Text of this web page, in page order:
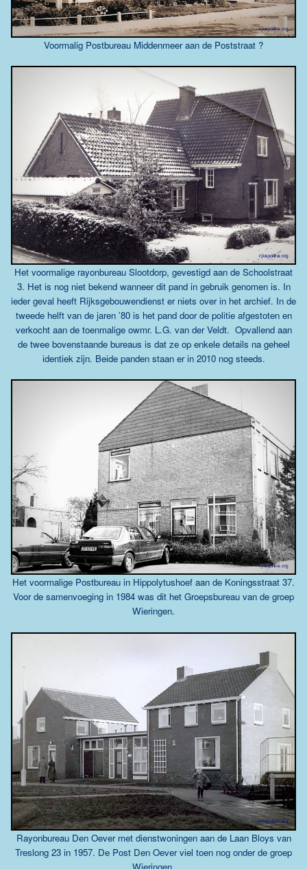
Voormalig Postbureau Middenmeer aan de Poststraat ?
Het voormalige rayonbureau Slootdorp, gevestigd aan de Schoolstraat
3. Het is nog niet bekend wanneer dit pand in gebruik genomen is. In
ieder geval heeft Rijksgebouwendienst er niets over in het archief. In de
tweede helft van de jaren ’80 is het pand door de politie afgestoten en
verkocht aan de toenmalige owmr. L.G. van der Veldt. Opvallend aan
de twee bovenstaande bureaus is dat ze op enkele details na geheel
identiek zijn. Beide panden staan er in 2010 nog steeds.
Het voormalige Postbureau in Hippolytushoef aan de Koningsstraat 37.
Voor de samenvoeging in 1984 was dit het Groepsbureau van de groep
Wieringen.
Rayonbureau Den Oever met dienstwoningen aan de Laan Bloys van
Treslong 23 in 1957. De Post Den Oever viel toen nog onder de groep